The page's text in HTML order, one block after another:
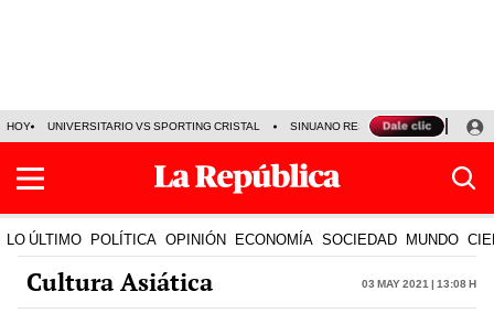
HOY UNIVERSITARIO VS SPORTING CRISTAL SINUANO RESULTADOS HOY
LO ÚLTIMO POLÍTICA OPINIÓN ECONOMÍA SOCIEDAD MUNDO
Cultura Asiática 03 May 2021 | 13:08 h